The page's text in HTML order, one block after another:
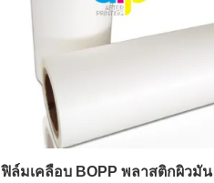
ฟิล์มเคลือบ BOPP พลาสติกผิวมัน